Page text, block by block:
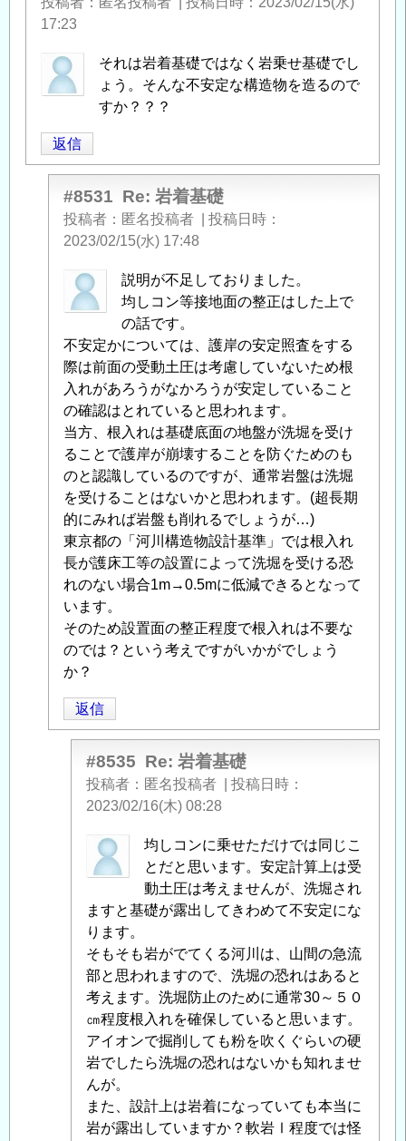
17:23
それは岩着基礎ではなく岩乗せ基礎でし
ょう。そんな不安定な構造物を造るので
すか？？？
返信
#8531 Re: 岩着基礎
投稿者 匿名投稿者
投稿日時
2023/02/15(水) 17:48
匿
名
稿
者
に
よ
る
「 Re:
岩
着
基
礎」
へ
の
返
信
説明が不足しておりました。
均しコン等接地面の整正はした上で
の話です。
不安定かについては、護岸の安定照査をする
際は前面の受動土圧は考慮していないため根
入れがあろうがなかろうが安定していること
の確認はとれていると思われます。
当方、根入れは基礎底面の地盤が洗堀を受け
ることで護岸が崩壊することを防ぐためのも
のと認識しているのですが、通常岩盤は洗堀
を受けることはないかと思われます。(超長期
的にみれば岩盤も削れるでしょうが…)
東京都の「河川構造物設計基準」では根入れ
長が護床工等の設置によって洗堀を受ける恐
れのない場合1m→0.5mに低減できるとなって
います。
そのため設置面の整正程度で根入れは不要な
のでは？という考えですがいかがでしょう
か？
返信
#8535 Re: 岩着基礎
投稿者 匿名投稿者
投稿日時
2023/02/16(木) 08:28
匿
名
稿
者
に
よ
る
「Re:
岩
着
基
礎 」
へ
均しコンに乗せただけでは同じこ
とだと思います。安定計算上は受
動土圧は考えませんが、洗堀され
ますと基礎が露出してきわめて不安定にな
ります。
そもそも岩がでてくる河川は、山間の急流
部と思われますので、洗堀の恐れはあると
考えます。洗堀防止のために通常30～５０
㎝程度根入れを確保していると思います。
アイオンで掘削しても粉を吹くぐらいの硬
岩でしたら洗堀の恐れはないかも知れませ
んが。
また、設計上は岩着になっていても本当に
岩が露出していますか？軟岩Ⅰ程度では怪